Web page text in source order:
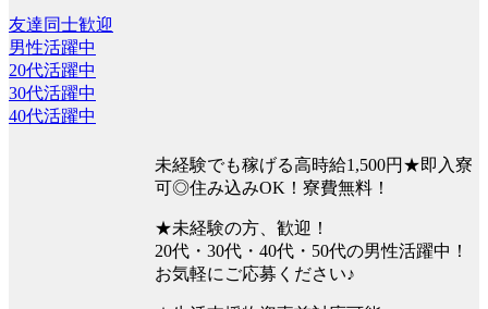
友達同士歓迎
男性活躍中
20代活躍中
30代活躍中
40代活躍中
未経験でも稼げる高時給1,500円★即入寮
可◎住み込みOK！寮費無料！
★未経験の方、歓迎！
20代・30代・40代・50代の男性活躍中！
お気軽にご応募ください♪